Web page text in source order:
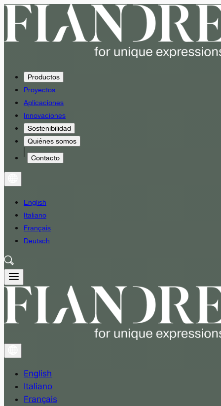
Productos
Proyectos
Aplicaciones
Innovaciones
Sostenibilidad
Quiénes somos
Contacto
English
Italiano
Français
Deutsch
English
Italiano
Français